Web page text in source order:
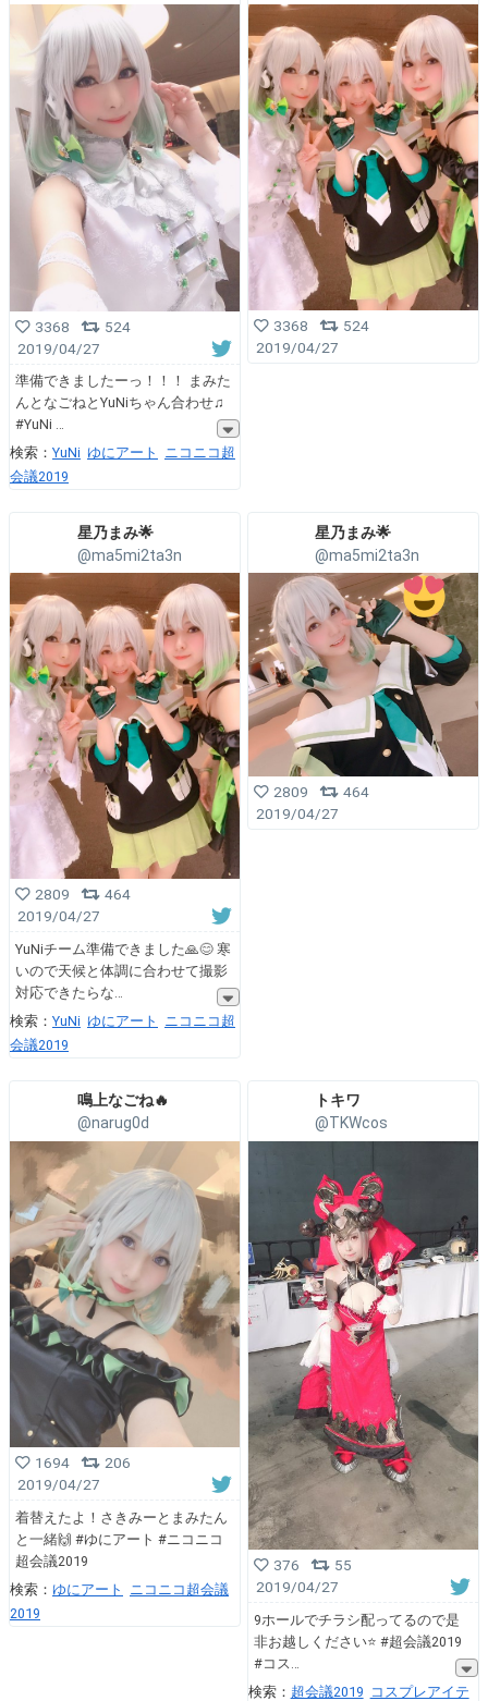
3368
524
2019/04/27
準備できましたーっ！！！ まみた
んとなごねとYuNiちゃん合わせ♫
#YuNi
検索： YuNi ゆにアート
ニコニコ超
会議2019
3368
524
2019/04/27
星乃まみ🌟
@ma5mi2ta3n
2809
464
2019/04/27
YuNiチーム準備できました🙏😊 寒
いので天候と体調に合わせて撮影
対応できたらな
検索： YuNi ゆにアート
ニコニコ超
会議2019
星乃まみ🌟
@ma5mi2ta3n
2809
464
2019/04/27
鳴上なごね🔥
@narug0d
1694
206
2019/04/27
着替えたよ！さきみーとまみたん
と一緒🙌 #ゆにアート #ニコニコ
超会議2019
検索： ゆにアート
ニコニコ超会議
2019
トキワ
@TKWcos
376
55
2019/04/27
9ホールでチラシ配ってるので是
非お越しください⭐️ #超会議2019
#コス
検索： 超会議2019 コスプレアイテ